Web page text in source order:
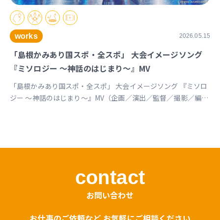
works 2026.05.15
「島根かみあり国スポ・全スポ」 大会イメージソング
『ミソロジー ～神話のはじまり～』MV
「島根かみあり国スポ・全スポ」 大会イメージソング 『ミソロ
ジー ～神話のはじまり～』MV（企画／演出／監督／撮影／編
contact
お問い合わせ